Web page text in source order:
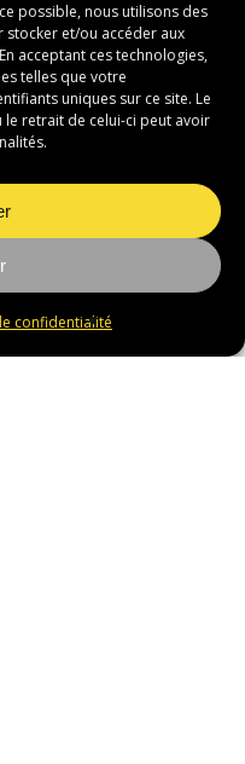
possible, nous utilisons des
et/ou accéder aux
acceptant ces technologies,
telles que votre
uniques sur ce site. Le
retrait de celui-ci peut avoir
confidentialité